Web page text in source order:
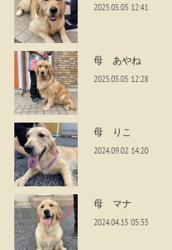
2025.05.05 12:41
母 あやね
2025.05.05 12:28
母 りこ
2024.09.02 14:20
母 マナ
2024.04.15 05:33